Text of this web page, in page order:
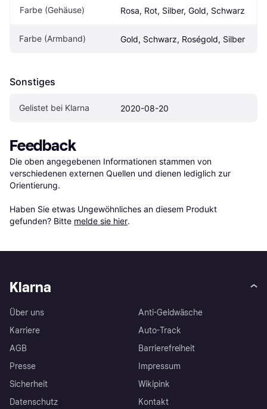
Farbe (Gehäuse) Rosa, Rot, Silber, Gold, Schwarz
Farbe (Armband) Gold, Schwarz, Roségold, Silber
Sonstiges
Gelistet bei Klarna 2020-08-20
Feedback
Die oben angegebenen Informationen stammen von
verschiedenen externen Quellen und dienen lediglich zur
Orientierung.
Haben Sie etwas Ungewöhnliches an diesem Produkt
gefunden? Bitte melde sie hier.
Klarna
Über uns
Karriere
AGB
Presse
Sicherheit
Datenschutz
Anti-Geldwäsche
Auto-Track
Barrierefreiheit
Impressum
Wikipink
Kontakt